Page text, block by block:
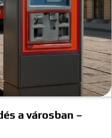
a városban –